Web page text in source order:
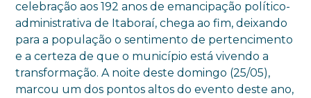
celebração aos 192 anos de emancipação político-
administrativa de Itaboraí, chega ao fim, deixando
para a população o sentimento de pertencimento
e a certeza de que o município está vivendo a
transformação. A noite deste domingo (25/05),
marcou um dos pontos altos do evento deste ano,